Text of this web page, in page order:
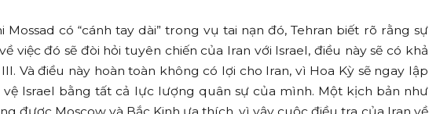
Mossad có “cánh tay dài” trong vụ tai nạn đó, Tehran biết rõ rằng sự
việc đó sẽ đòi hỏi tuyên chiến của Iran với Israel, điều này sẽ có khả
Và điều này hoàn toàn không có lợi cho Iran, vì Hoa Kỳ sẽ ngay lập
Israel bằng tất cả lực lượng quân sự của mình. Một kịch bản như